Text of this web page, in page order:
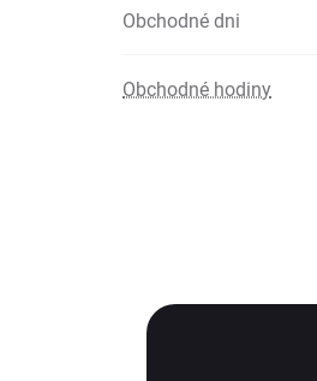
Obchodné dni
Obchodné hodiny